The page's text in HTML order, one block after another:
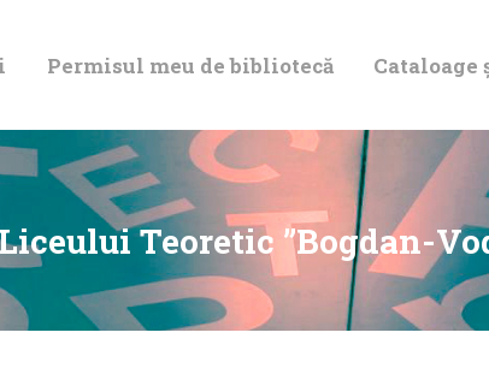
Permisul meu de bibliotecă Cataloage
Teoretic ”Bogdan-
DE BIBLIOTECĂ
CATALOAGE ȘI
COLECȚII